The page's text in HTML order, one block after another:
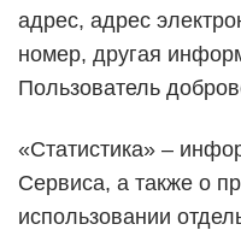
адрес, адрес
номер, другая
Пользователь
«Статистика» –
Сервиса, а также о
использовании